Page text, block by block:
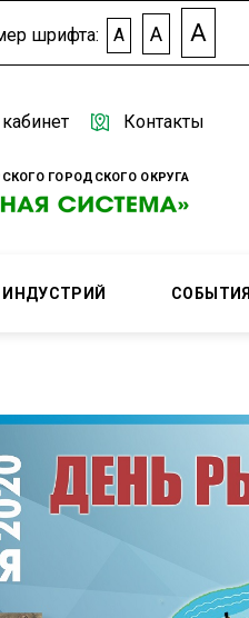
шрифта: A A A
ГОРОДСКОГО ОКРУГА
Контакты
СОБЫТИЯ